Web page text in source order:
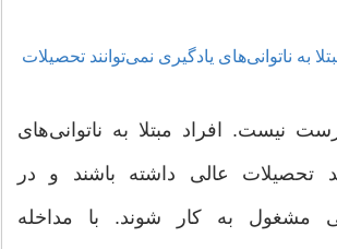
افراد مبتلا به ناتوانی‌های یادگیری نمی‌توانند تحصیلات
نیست. افراد مبتلا به ناتوانی‌های
تحصیلات عالی داشته باشند و در
مشغول به کار شوند. با مداخله